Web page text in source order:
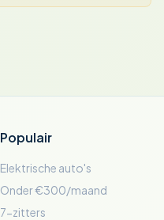
Populair
Elektrische auto's
Onder €300/maand
7-zitters